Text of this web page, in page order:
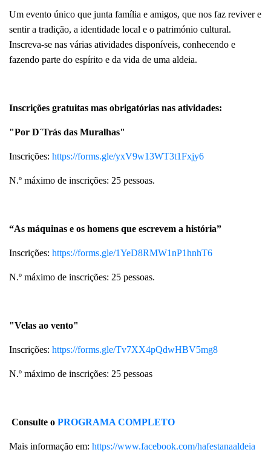
Um evento único que junta família e amigos, que nos faz reviver e
sentir a tradição, a identidade local e o património cultural.
Inscreva-se nas várias atividades disponíveis, conhecendo e
fazendo parte do espírito e da vida de uma aldeia.
Inscrições gratuitas mas obrigatórias nas atividades:
"Por D´Trás das Muralhas"
Inscrições: https://forms.gle/yxV9w13WT3t1Fxjy6
N.º máximo de inscrições: 25 pessoas.
“As máquinas e os homens que escrevem a história”
Inscrições: https://forms.gle/1YeD8RMW1nP1hnhT6
N.º máximo de inscrições: 25 pessoas.
"Velas ao vento"
Inscrições: https://forms.gle/Tv7XX4pQdwHBV5mg8
N.º máximo de inscrições: 25 pessoas
Consulte o PROGRAMA COMPLETO
Mais informação em: https://www.facebook.com/hafestanaaldeia